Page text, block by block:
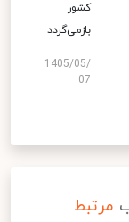
کشور
بازمی‌گردد
1405/05/
07
مرتبط